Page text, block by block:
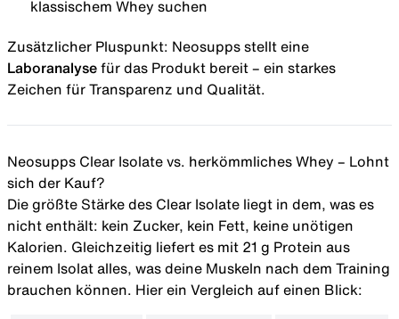
klassischem Whey suchen
Zusätzlicher Pluspunkt: Neosupps stellt eine
Laboranalyse für das Produkt bereit – ein starkes
Zeichen für Transparenz und Qualität.
Neosupps Clear Isolate vs. herkömmliches Whey – Lohnt
sich der Kauf?
Die größte Stärke des Clear Isolate liegt in dem, was es
nicht enthält: kein Zucker, kein Fett, keine unötigen
Kalorien. Gleichzeitig liefert es mit 21 g Protein aus
reinem Isolat alles, was deine Muskeln nach dem Training
brauchen können. Hier ein Vergleich auf einen Blick: